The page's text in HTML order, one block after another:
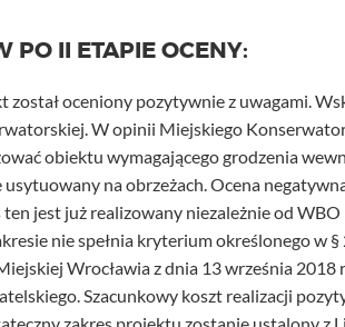
PO II ETAPIE OCENY:
został oceniony pozytywnie z uwagami.
W opinii Miejskiego
obiektu wymagającego grodzenia
usytuowany na obrzeżach. Ocena
ten jest już realizowany niezależnie od
nie spełnia kryterium określonego w
Wrocławia z dnia 13 września 2018
Szacunkowy koszt realizacji